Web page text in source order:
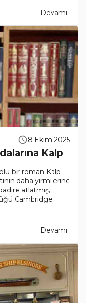
Devamı..
8 Ekim 2025
Kalp
bir roman Kalp
daha yirmilerine
atlatmış,
Cambridge
Devamı..